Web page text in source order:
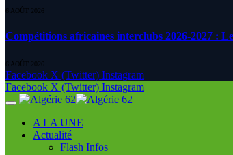
6 AOÛT 2026
Compétitions africaines interclubs 2026-2027 :
6 AOÛT 2026
Facebook X (Twitter) Instagram
Facebook X (Twitter) Instagram
A LA UNE
Actualité
Flash Infos